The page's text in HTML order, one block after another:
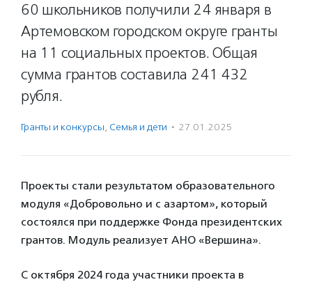
60 школьников получили 24 января в
Артемовском городском округе гранты
на 11 социальных проектов. Общая
сумма грантов составила 241 432
рубля.
Гранты и конкурсы, Семья и дети · 27.01.2025
Проекты стали результатом образовательного
модуля «Добровольно и с азартом», который
состоялся при поддержке Фонда президентских
грантов. Модуль реализует АНО «Вершина».
С октября 2024 года участники проекта в